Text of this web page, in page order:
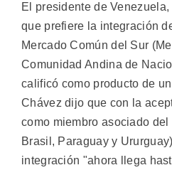
El presidente de
que prefiere la integración
Mercado Común del Sur
Comunidad Andina de
calificó como producto de
Chávez dijo que con la
como miembro asociado
Brasil, Paraguay y
integración "ahora llega